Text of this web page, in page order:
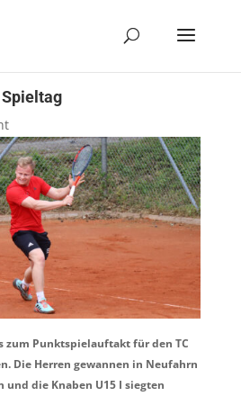
zum Punktspielauftakt für den TC
Die Herren gewannen in Neufahrn
und die Knaben U15 I siegten